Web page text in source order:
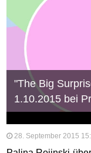
"The Big
1.10.2015 bei
28. September 2015